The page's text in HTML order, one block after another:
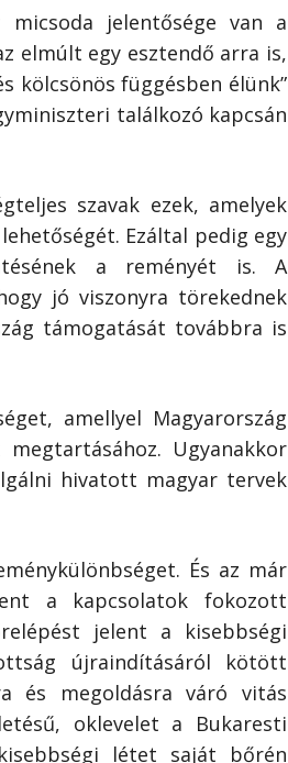
jelentősége van a
elmúlt egy esztendő arra is,
kölcsönös függésben élünk”
találkozó kapcsán
szavak ezek, amelyek
Ezáltal pedig egy
a reményét is. A
jó viszonyra törekednek
támogatását továbbra is
amellyel Magyarország
Ugyanakkor
hivatott magyar tervek
És az már
a kapcsolatok fokozott
jelent a kisebbségi
újraindításáról kötött
és megoldásra váró vitás
oklevelet a Bukaresti
létet saját bőrén